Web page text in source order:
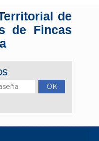
de
de Fincas